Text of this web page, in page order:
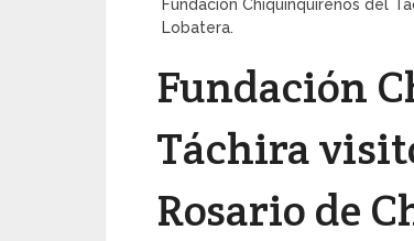
Fundación Chiquinquireños del
Lobatera.
Fundación
Táchira
Rosario de